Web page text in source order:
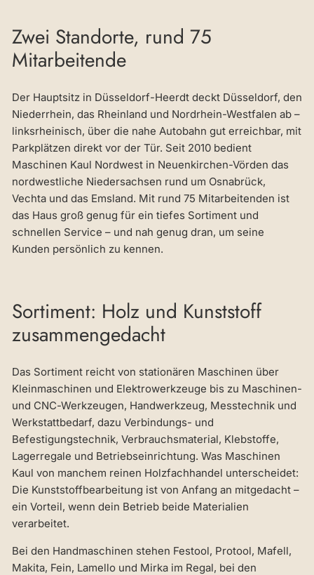
Zwei Standorte, rund 75
Mitarbeitende
Der Hauptsitz in Düsseldorf-Heerdt deckt Düsseldorf, den
Niederrhein, das Rheinland und Nordrhein-Westfalen ab –
linksrheinisch, über die nahe Autobahn gut erreichbar, mit
Parkplätzen direkt vor der Tür. Seit 2010 bedient
Maschinen Kaul Nordwest in Neuenkirchen-Vörden das
nordwestliche Niedersachsen rund um Osnabrück,
Vechta und das Emsland. Mit rund 75 Mitarbeitenden ist
das Haus groß genug für ein tiefes Sortiment und
schnellen Service – und nah genug dran, um seine
Kunden persönlich zu kennen.
Sortiment: Holz und Kunststoff
zusammengedacht
Das Sortiment reicht von stationären Maschinen über
Kleinmaschinen und Elektrowerkzeuge bis zu Maschinen-
und CNC-Werkzeugen, Handwerkzeug, Messtechnik und
Werkstattbedarf, dazu Verbindungs- und
Befestigungstechnik, Verbrauchsmaterial, Klebstoffe,
Lagerregale und Betriebseinrichtung. Was Maschinen
Kaul von manchem reinen Holzfachhandel unterscheidet:
Die Kunststoffbearbeitung ist von Anfang an mitgedacht –
ein Vorteil, wenn dein Betrieb beide Materialien
verarbeitet.
Bei den Handmaschinen stehen Festool, Protool, Mafell,
Makita, Fein, Lamello und Mirka im Regal, bei den